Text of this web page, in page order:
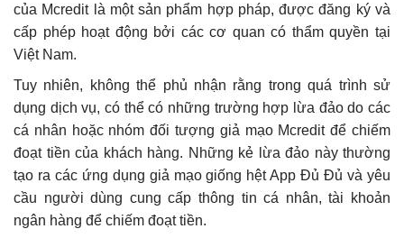
của Mcredit là một sản phẩm hợp pháp, được đăng ký và
cấp phép hoạt động bởi các cơ quan có thẩm quyền tại
Việt Nam.
Tuy nhiên, không thể phủ nhận rằng trong quá trình sử
dụng dịch vụ, có thể có những trường hợp lừa đảo do các
cá nhân hoặc nhóm đối tượng giả mạo Mcredit để chiếm
đoạt tiền của khách hàng. Những kẻ lừa đảo này thường
tạo ra các ứng dụng giả mạo giống hệt App Đủ Đủ và yêu
cầu người dùng cung cấp thông tin cá nhân, tài khoản
ngân hàng để chiếm đoạt tiền.